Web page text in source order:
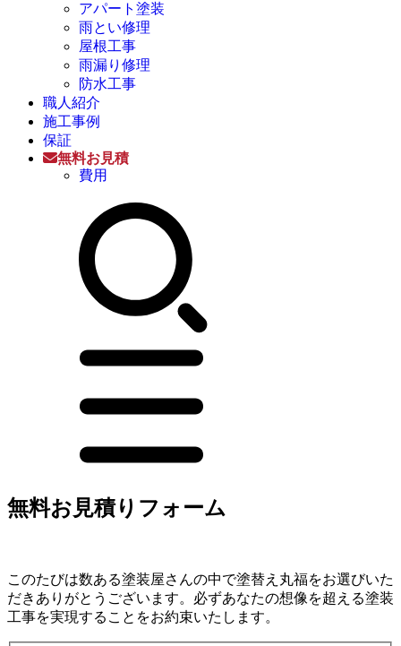
アパート塗装
雨とい修理
屋根工事
雨漏り修理
防水工事
職人紹介
施工事例
保証
無料お見積
費用
無料お見積りフォーム
このたびは数ある塗装屋さんの中で塗替え丸福をお選びいた
だきありがとうございます。必ずあなたの想像を超える塗装
工事を実現することをお約束いたします。